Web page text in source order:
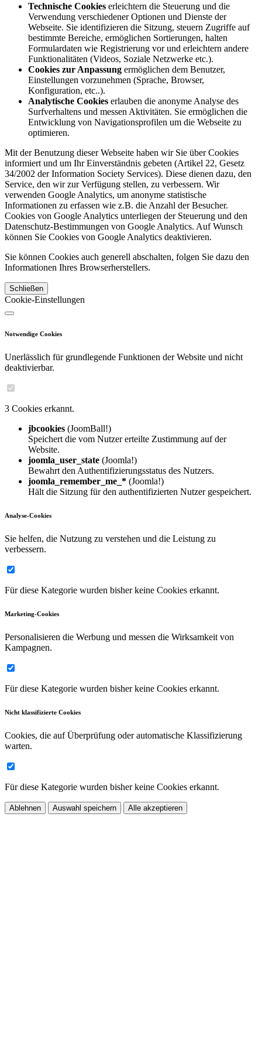
Technische Cookies erleichtern die Steuerung und die
Verwendung verschiedener Optionen und Dienste der
Webseite. Sie identifizieren die Sitzung, steuern Zugriffe auf
bestimmte Bereiche, ermöglichen Sortierungen, halten
Formulardaten wie Registrierung vor und erleichtern andere
Funktionalitäten (Videos, Soziale Netzwerke etc.).
Cookies zur Anpassung ermöglichen dem Benutzer,
Einstellungen vorzunehmen (Sprache, Browser,
Konfiguration, etc..).
Analytische Cookies erlauben die anonyme Analyse des
Surfverhaltens und messen Aktivitäten. Sie ermöglichen die
Entwicklung von Navigationsprofilen um die Webseite zu
optimieren.
Mit der Benutzung dieser Webseite haben wir Sie über Cookies
informiert und um Ihr Einverständnis gebeten (Artikel 22, Gesetz
34/2002 der Information Society Services). Diese dienen dazu, den
Service, den wir zur Verfügung stellen, zu verbessern. Wir
verwenden Google Analytics, um anonyme statistische
Informationen zu erfassen wie z.B. die Anzahl der Besucher.
Cookies von Google Analytics unterliegen der Steuerung und den
Datenschutz-Bestimmungen von Google Analytics. Auf Wunsch
können Sie Cookies von Google Analytics deaktivieren.
Sie können Cookies auch generell abschalten, folgen Sie dazu den
Informationen Ihres Browserherstellers.
Schließen
Cookie-Einstellungen
Notwendige Cookies
Unerlässlich für grundlegende Funktionen der Website und nicht
deaktivierbar.
3 Cookies erkannt.
jbcookies (JoomBall!)
Speichert die vom Nutzer erteilte Zustimmung auf der
Website.
joomla_user_state (Joomla!)
Bewahrt den Authentifizierungsstatus des Nutzers.
joomla_remember_me_* (Joomla!)
Hält die Sitzung für den authentifizierten Nutzer gespeichert.
Analyse-Cookies
Sie helfen, die Nutzung zu verstehen und die Leistung zu
verbessern.
Für diese Kategorie wurden bisher keine Cookies erkannt.
Marketing-Cookies
Personalisieren die Werbung und messen die Wirksamkeit von
Kampagnen.
Für diese Kategorie wurden bisher keine Cookies erkannt.
Nicht klassifizierte Cookies
Cookies, die auf Überprüfung oder automatische Klassifizierung
warten.
Für diese Kategorie wurden bisher keine Cookies erkannt.
Ablehnen Auswahl speichern Alle akzeptieren